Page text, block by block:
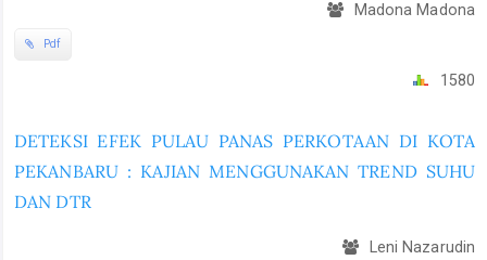
Madona Madona
Pdf
1580
DETEKSI EFEK PULAU PANAS PERKOTAAN DI KOTA
PEKANBARU : KAJIAN MENGGUNAKAN TREND SUHU
DAN DTR
Leni Nazarudin